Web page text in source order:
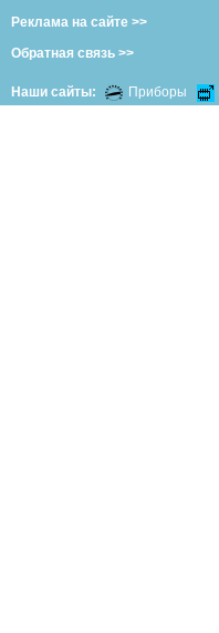
Реклама на сайте >>
Обратная связь >>
Наши сайты: Приборы